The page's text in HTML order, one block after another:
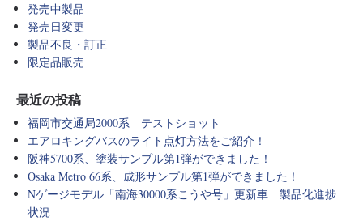
発売中製品
発売日変更
製品不良・訂正
限定品販売
最近の投稿
福岡市交通局2000系 テストショット
エアロキングバスのライト点灯方法をご紹介！
阪神5700系、塗装サンプル第1弾ができました！
Osaka Metro 66系、成形サンプル第1弾ができました！
Nゲージモデル「南海30000系こうや号」更新車 製品化進捗
状況